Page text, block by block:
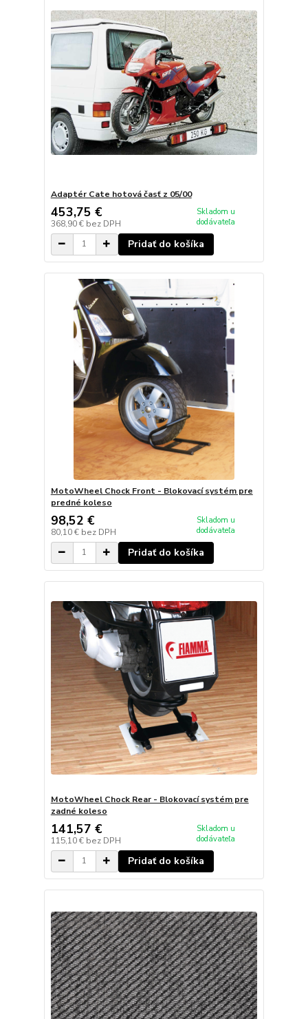
Adaptér Cate hotová časť z 05/00
453,75 €
368,90 € bez DPH
Skladom u
dodávateľa
Pridať do košíka
MotoWheel Chock Front - Blokovací systém pre
predné koleso
98,52 €
80,10 € bez DPH
Skladom u
dodávateľa
Pridať do košíka
MotoWheel Chock Rear - Blokovací systém pre
zadné koleso
141,57 €
115,10 € bez DPH
Skladom u
dodávateľa
Pridať do košíka